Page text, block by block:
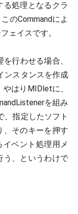
る処理となるクラ
のCommandによ
ェイスです。
行わせる場合、
ンスタンスを作成
はりMIDletに、
を組み
、指定したソフト
、そのキーを押す
イベント処理用メ
う、というわけで